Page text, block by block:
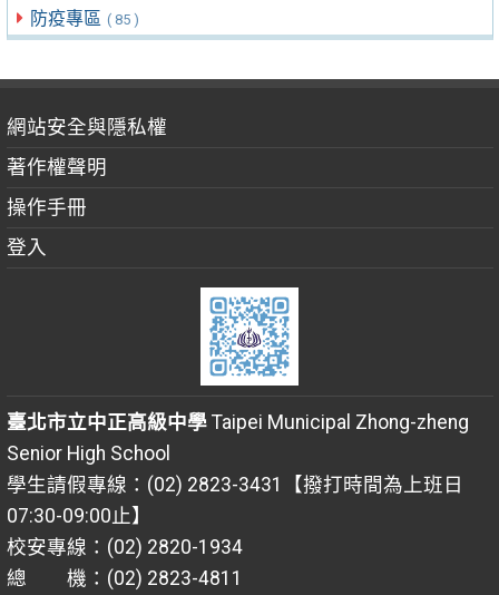
防疫專區 ( 85 )
網站安全與隱私權
著作權聲明
操作手冊
登入
臺北市立中正高級中學Taipei Municipal Zhong-zheng
Senior High School
學生請假專線：(02) 2823-3431【撥打時間為上班日
07:30-09:00止】
校安專線：(02) 2820-1934
總 機：(02) 2823-4811